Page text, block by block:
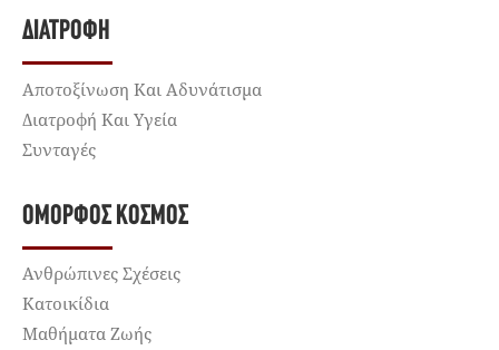
ΔΙΑΤΡΟΦΉ
Αποτοξίνωση Και Αδυνάτισμα
Διατροφή Και Υγεία
Συνταγές
ΌΜΟΡΦΟΣ ΚΌΣΜΟΣ
Ανθρώπινες Σχέσεις
Κατοικίδια
Μαθήματα Ζωής